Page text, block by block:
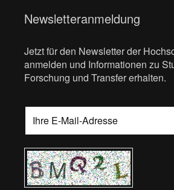
Newsletteranmeldung
Jetzt für den Newsletter der
anmelden und Informationen zu
Forschung und Transfer erhalten.